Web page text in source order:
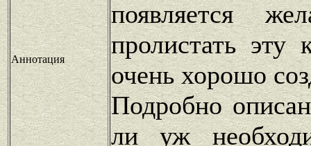
Аннотация
появляется
пролистать эту
очень хорошо
Подробно
ли уж